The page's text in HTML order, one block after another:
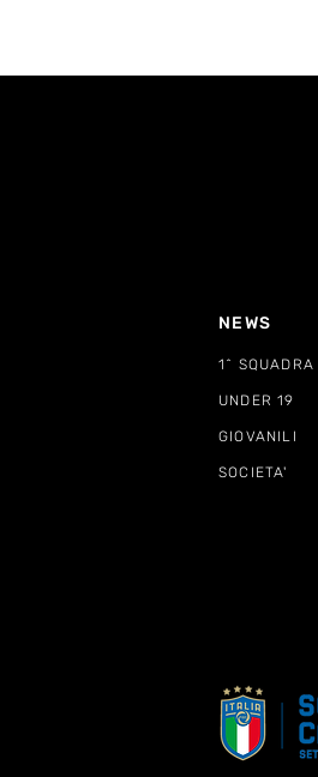
NEWS
1^ SQUADRA
UNDER 19
GIOVANILI
SOCIETA'